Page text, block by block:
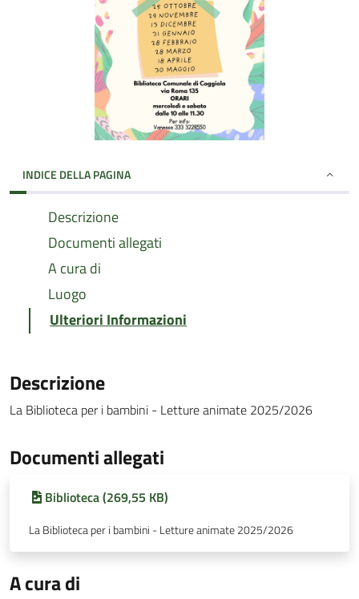
INDICE DELLA PAGINA
Descrizione
Documenti allegati
A cura di
Luogo
Ulteriori Informazioni
Descrizione
La Biblioteca per i bambini - Letture animate 2025/2026
Documenti allegati
Biblioteca (269,55 KB)
La Biblioteca per i bambini - Letture animate 2025/2026
A cura di